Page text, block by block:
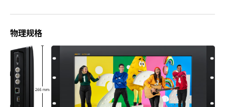
物理规格